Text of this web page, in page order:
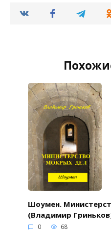
Шоумен.
(Владимир
0 68